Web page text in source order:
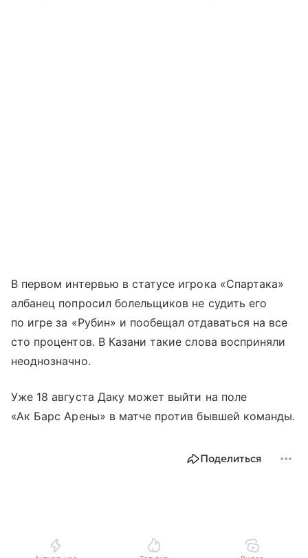
В первом интервью в статусе игрока «Спартака»
албанец попросил болельщиков не судить его
по игре за «Рубин» и пообещал отдаваться на все
сто процентов. В Казани такие слова восприняли
неоднозначно.
Уже 18 августа Даку может выйти на поле
«Ак Барс Арены» в матче против бывшей команды.
Поделиться